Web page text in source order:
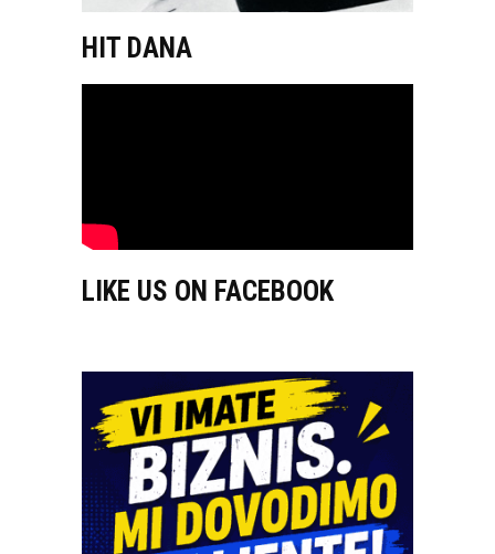
HIT DANA
LIKE US ON FACEBOOK